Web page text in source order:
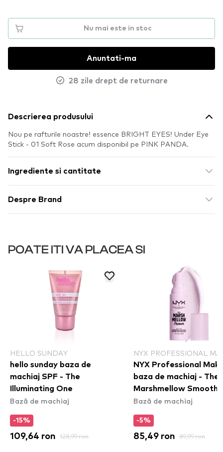
Nu mai este in stoc
Anuntati-ma
28 zile drept de returnare
Descrierea produsului
Nou pe rafturile noastre! essence BRIGHT EYES! Under Eye
Stick - 01 Soft Rose acum disponibil pe PINK PANDA.
Ingrediente si cantitate
Despre Brand
POATE ITI VA PLACEA SI
HELLO SUNDAY
hello sunday baza de
machiaj SPF - The
Illuminating One
Bază de machiaj
-15%
109,64 ron 128,99 ron
NYX PROFESSIONAL
NYX Professional
baza de machiaj - The
Marshmellow
Primer
Bază de machiaj
-5%
85,49 ron 89,99 ron